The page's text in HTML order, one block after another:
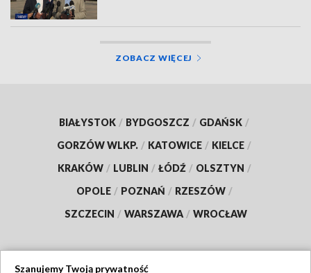
ZOBACZ WIĘCEJ
BIAŁYSTOK / BYDGOSZCZ / GDAŃSK /
GORZÓW WLKP. / KATOWICE / KIELCE /
KRAKÓW / LUBLIN / ŁÓDŹ / OLSZTYN /
OPOLE / POZNAŃ / RZESZÓW /
SZCZECIN / WARSZAWA / WROCŁAW
Szanujemy Twoją prywatność